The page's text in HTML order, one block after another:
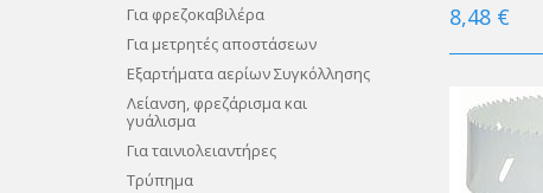
Για φρεζοκαβιλέρα
Για μετρητές αποστάσεων
Εξαρτήματα αερίων Συγκόλλησης
Λείανση, φρεζάρισμα και
γυάλισμα
Για ταινιολειαντήρες
Τρύπημα
8,48 €